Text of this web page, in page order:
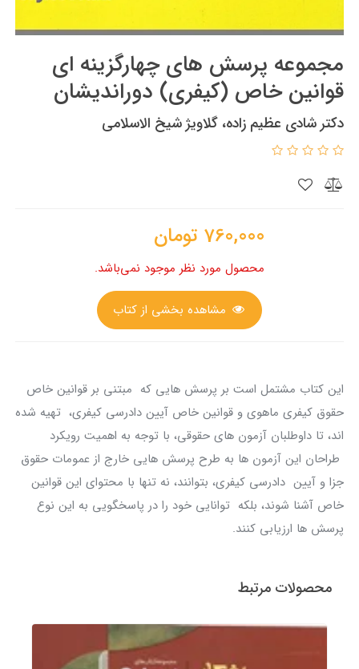
مجموعه پرسش های چهارگزینه ای
قوانین خاص (کیفری) دوراندیشان
دکتر شادی عظیم زاده، گلاویژ شیخ الاسلامی
760,000 تومان
محصول مورد نظر موجود نمی‌باشد.
مشاهده بخشی از کتاب
این کتاب مشتمل است بر پرسش هایی که مبتنی بر قوانین خاص
حقوق کیفری ماهوی و قوانین خاص آیین دادرسی کیفری، تهیه شده
اند، تا داوطلبان آزمون های حقوقی، با توجه به اهمیت رویکرد
طراحان این آزمون ها به طرح پرسش هایی خارج از عمومات حقوق
جزا و آیین دادرسی کیفری، بتوانند، نه تنها با محتوای این قوانین
خاص آشنا شوند، بلکه توانایی خود را در پاسخگویی به این نوع
پرسش ها ارزیابی کنند.
محصولات مرتبط